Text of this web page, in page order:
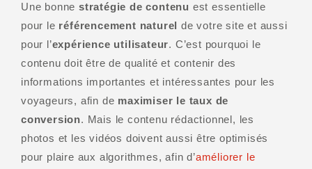
Une bonne stratégie de contenu est essentielle
pour le référencement naturel de votre site et aussi
pour l’expérience utilisateur. C’est pourquoi le
contenu doit être de qualité et contenir des
informations importantes et intéressantes pour les
voyageurs, afin de maximiser le taux de
conversion. Mais le contenu rédactionnel, les
photos et les vidéos doivent aussi être optimisés
pour plaire aux algorithmes, afin d’améliorer le